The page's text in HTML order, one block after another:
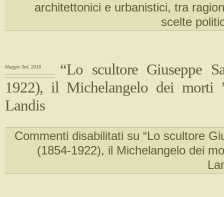
architettonici e urbanistici, tra
scelte
Maggio 3rd, 2018
“Lo scultore Giuseppe
1922), il Michelangelo dei morti
Landis
Commenti disabilitati su “Lo scultore
(1854-1922), il Michelangelo dei